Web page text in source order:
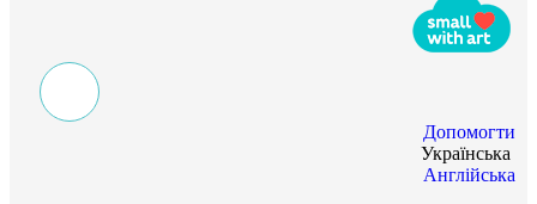
Допомогти
Українська
Англійська